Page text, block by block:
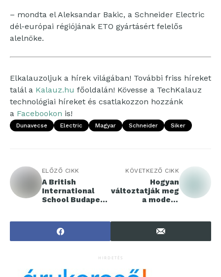
– mondta el Aleksandar Bakic, a Schneider Electric
dél-európai régiójának ETO gyártásért felelős
alelnöke.
Elkalauzoljuk a hírek világában! További friss híreket
talál a Kalauz.hu főoldalán! Kövesse a TechKalauz
technológiai híreket és csatlakozzon hozzánk
a Facebookon is!
Dunavecse Electric Magyar Schneider Siker
ELŐZŐ CIKK
A British
International
School Budapest
külföldiek
kedvelt
nemzetközi
KÖVETKEZŐ CIKK
Hogyan
változtatják meg
a modern
világát?
HIRDETÉS